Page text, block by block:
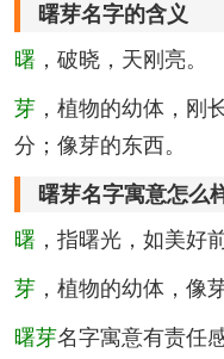
曙芽名字的含义
曙 ，破晓，天刚亮。
芽 ，植物的幼体，刚
分；像芽的东西。
曙芽名字寓意怎么
曙 ，指曙光，如美好
芽 ，植物的幼体，像
曙芽名字寓意有责任